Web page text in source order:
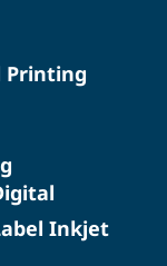
Printing
Inkjet